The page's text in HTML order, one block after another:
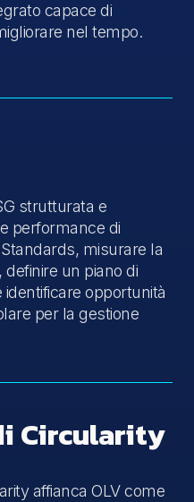
capace di
nel tempo.
strutturata e
performance di
misurare la
un piano di
identificare opportunità
per la gestione
Circularity
affianca OLV come